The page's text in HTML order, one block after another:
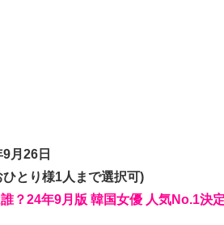
月26日
とり様1人まで選択可)
？24年9月版 韓国女優 人気No.1決